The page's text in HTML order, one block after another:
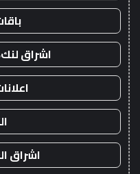
اشراق
اشراق